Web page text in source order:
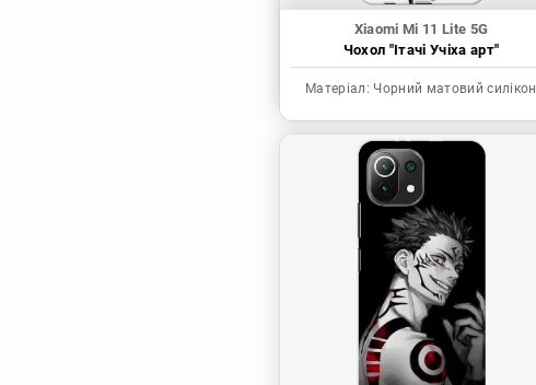
Xiaomi Mi 11 Lite 5G
Чохол "Ітачі Учіха арт"
Матеріал: Чорний матовий силікон